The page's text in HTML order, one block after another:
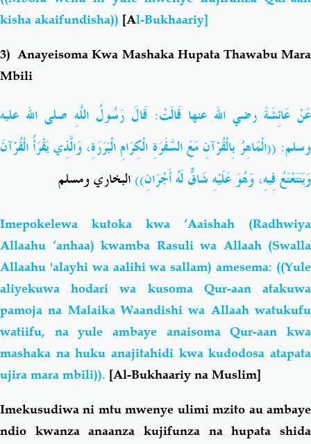
kisha akaifundisha)) [Al-Bukhaariy]
3)Anayeisoma Kwa Mashaka Hupata Thawabu Mara
Mbili
عَنْ عَائِشَةَ رضي الله عنها قَالَتْ: قَالَ رَسُولُ اللَّهِ صلى الله عليه
وسلم: ((الْمَاهِرُ بِالْقُرْآنِ مَعَ السَّفَرَةِ الْكِرَامِ الْبَرَرَةِ، وَالَّذِي يَقْرَأُ الْقُرْآنَ
وَيَتَتَعْتَعُ فِيهِ، وَهُوَ عَلَيْهِ شَاقٌّ لَهُ أَجْرَانِ))البخاري ومسلم
Imepokelewa kutoka kwa ‘Aaishah (Radhwiya
Allaahu ‘anhaa) kwamba Rasuli wa Allaah (Swalla
Allaahu 'alayhi wa aalihi wa sallam) amesema: ((Yule
aliyekuwa hodari wa kusoma Qur-aan atakuwa
pamoja na Malaika Waandishi wa Allaah watukufu
watiifu, na yule ambaye anaisoma Qur-aan kwa
mashaka na huku anajitahidi kwa kudodosa atapata
ujira mara mbili)). [Al-Bukhaariy na Muslim]
Imekusudiwa ni mtu mwenye ulimi mzito au ambaye
ndio kwanza anaanza kujifunza na hupata shida